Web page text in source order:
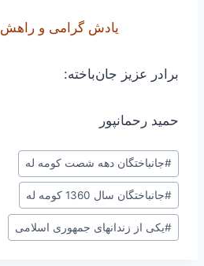
یادش گرامی و راهش
برادر عزیز جان‌باخته:
حمید رحمانپور
برچسب‌های
نوشته:
#جانباختگان دهه شصت کومه له
#جانباختگان سال 1360 کومه له
#یکی از زندانهای جمهوری اسلامی